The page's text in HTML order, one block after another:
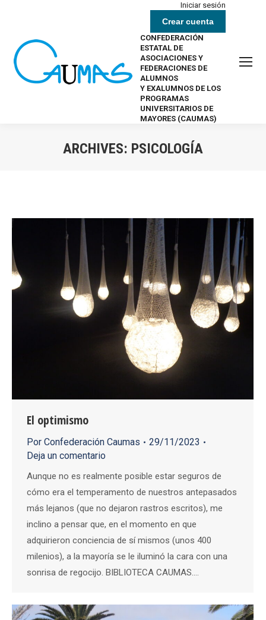
Iniciar sesión
Crear cuenta
CONFEDERACIÓN
ESTATAL DE
ASOCIACIONES Y
FEDERACIONES DE
ALUMNOS
Y EXALUMNOS DE LOS
PROGRAMAS
UNIVERSITARIOS DE
MAYORES (CAUMAS)
ARCHIVES: PSICOLOGÍA
El optimismo
Por Confederación Caumas
29/11/2023
Deja un comentario
Aunque no es realmente posible estar seguros de
cómo era el temperamento de nuestros antepasados
más lejanos (que no dejaron rastros escritos), me
inclino a pensar que, en el momento en que
adquirieron conciencia de sí mismos (unos 400
milenios), a la mayoría se le iluminó la cara con una
sonrisa de regocijo. BIBLIOTECA CAUMAS.…